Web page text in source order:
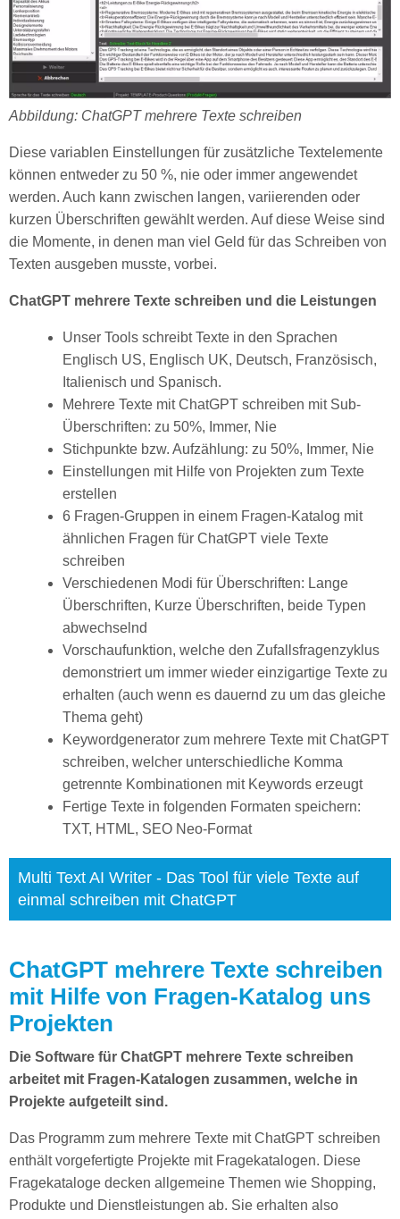
Abbildung: ChatGPT mehrere Texte schreiben
Diese variablen Einstellungen für zusätzliche Textelemente
können entweder zu 50 %, nie oder immer angewendet
werden. Auch kann zwischen langen, variierenden oder
kurzen Überschriften gewählt werden. Auf diese Weise sind
die Momente, in denen man viel Geld für das Schreiben von
Texten ausgeben musste, vorbei.
ChatGPT mehrere Texte schreiben und die Leistungen
Unser Tools schreibt Texte in den Sprachen
Englisch US, Englisch UK, Deutsch, Französisch,
Italienisch und Spanisch.
Mehrere Texte mit ChatGPT schreiben mit Sub-
Überschriften: zu 50%, Immer, Nie
Stichpunkte bzw. Aufzählung: zu 50%, Immer, Nie
Einstellungen mit Hilfe von Projekten zum Texte
erstellen
6 Fragen-Gruppen in einem Fragen-Katalog mit
ähnlichen Fragen für ChatGPT viele Texte
schreiben
Verschiedenen Modi für Überschriften: Lange
Überschriften, Kurze Überschriften, beide Typen
abwechselnd
Vorschaufunktion, welche den Zufallsfragenzyklus
demonstriert um immer wieder einzigartige Texte zu
erhalten (auch wenn es dauernd zu um das gleiche
Thema geht)
Keywordgenerator zum mehrere Texte mit ChatGPT
schreiben, welcher unterschiedliche Komma
getrennte Kombinationen mit Keywords erzeugt
Fertige Texte in folgenden Formaten speichern:
TXT, HTML, SEO Neo-Format
Multi Text AI Writer - Das Tool für viele Texte auf
einmal schreiben mit ChatGPT
ChatGPT mehrere Texte schreiben
mit Hilfe von Fragen-Katalog uns
Projekten
Die Software für ChatGPT mehrere Texte schreiben
arbeitet mit Fragen-Katalogen zusammen, welche in
Projekte aufgeteilt sind.
Das Programm zum mehrere Texte mit ChatGPT schreiben
enthält vorgefertigte Projekte mit Fragekatalogen. Diese
Fragekataloge decken allgemeine Themen wie Shopping,
Produkte und Dienstleistungen ab. Sie erhalten also